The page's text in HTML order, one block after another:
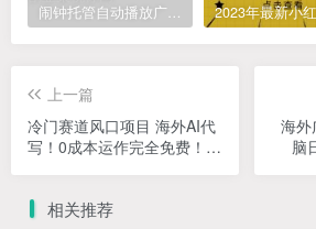
闹钟托管自动播放广告，单机5-10，无需人工操作
上一篇
冷门赛道风口项目 海外AI代
写！0成本运作完全免费！当
海外
脑
相关推荐